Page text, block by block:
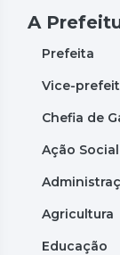
A
Prefeita
Vice-
Chefia de
Ação Social
Agricultura
Educação